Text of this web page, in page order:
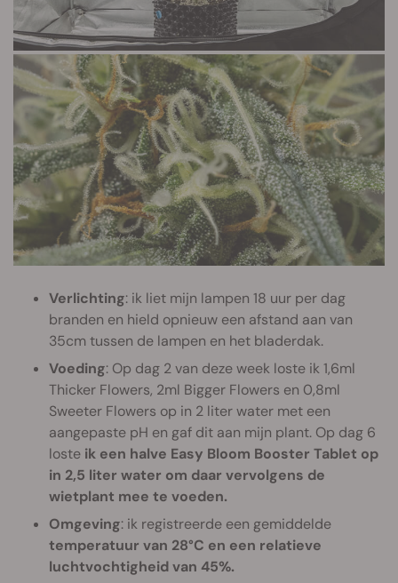
Verlichting: ik liet mijn lampen 18 uur per dag
branden en hield opnieuw een afstand aan van
35cm tussen de lampen en het bladerdak.
Voeding: Op dag 2 van deze week loste ik 1,6ml
Thicker Flowers, 2ml Bigger Flowers en 0,8ml
Sweeter Flowers op in 2 liter water met een
aangepaste pH en gaf dit aan mijn plant. Op dag 6
loste ik een halve Easy Bloom Booster Tablet op
in 2,5 liter water om daar vervolgens de
wietplant mee te voeden.
Omgeving: ik registreerde een gemiddelde
temperatuur van 28°C en een relatieve
luchtvochtigheid van 45%.